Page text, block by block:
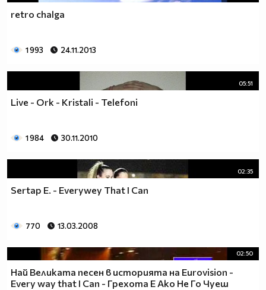
retro chalga
1 993 24.11.2013
05:51
Live - Ork - Kristali - Telefoni
1 984 30.11.2010
02:35
Sertap E. - Everywey That I Can
770 13.03.2008
02:50
Най Великата песен в историята на Eurovision -
Every way that I Can - Грехота Е Ако Не Го Чуеш